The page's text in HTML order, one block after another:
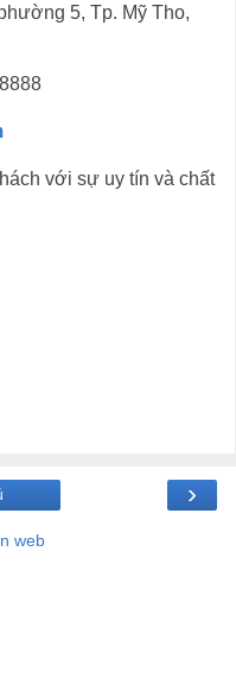
5, Tp. Mỹ Tho,
với sự uy tín và chất
›
web